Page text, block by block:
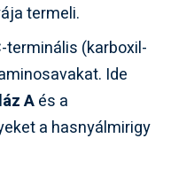
termeli.
terminális (karboxil-
Ide
Aés a
a hasnyálmirigy